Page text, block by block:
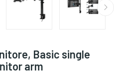
Basic single
arm